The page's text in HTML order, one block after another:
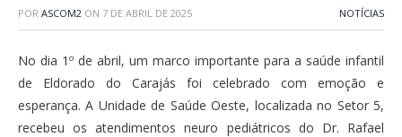
POR ASCOM2 ON 7 DE ABRIL DE 2025 NOTÍCIAS
No dia 1º de abril, um marco importante para a saúde infantil
de Eldorado do Carajás foi celebrado com emoção e
esperança. A Unidade de Saúde Oeste, localizada no Setor 5,
recebeu os atendimentos neuro pediátricos do Dr. Rafael